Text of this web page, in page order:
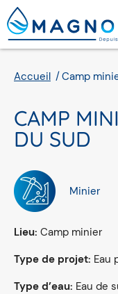
Panneau de gestion des
Accueil Camp
CAMP
DU SUD
Minier
Lieu: Camp minier
Type de projet: Eau
Type d’eau: Eau de